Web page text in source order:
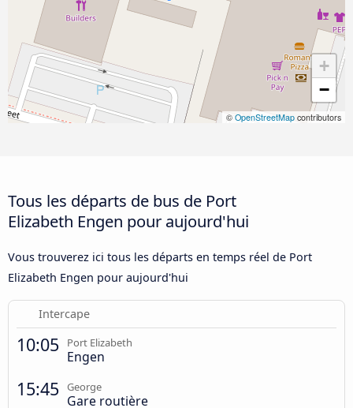
+
−
© OpenStreetMap contributors
Tous les départs de bus de Port
Elizabeth Engen pour aujourd'hui
Vous trouverez ici tous les départs en temps réel de Port
Elizabeth Engen pour aujourd'hui
Intercape
10:05 Port Elizabeth
Engen
15:45 George
Gare routière